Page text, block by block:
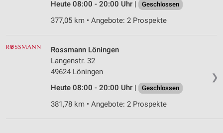
Heute 08:00 - 20:00 Uhr | Geschlossen
377,05 km • Angebote: 2 Prospekte
❯
Rossmann Löningen
Langenstr. 32
49624 Löningen
Heute 08:00 - 20:00 Uhr |
Geschlossen
381,78 km • Angebote: 2 Prospekte
Verwendung genauer Standortdaten
Geräte anhand von aktiv angeforderten
Nicht-IAB-Verarbeitungszwecke:
Performance